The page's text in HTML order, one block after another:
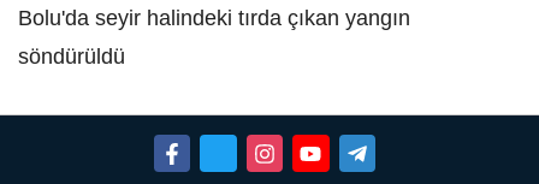
Bolu'da seyir halindeki tırda çıkan yangın
söndürüldü